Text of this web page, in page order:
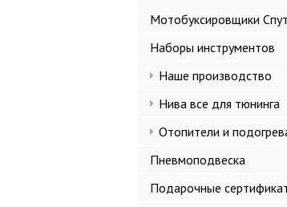
Мотобуксировщики
Наборы инструментов
Наше производство
Нива все для тюнинга
Пневмоподвеска
Подарочные